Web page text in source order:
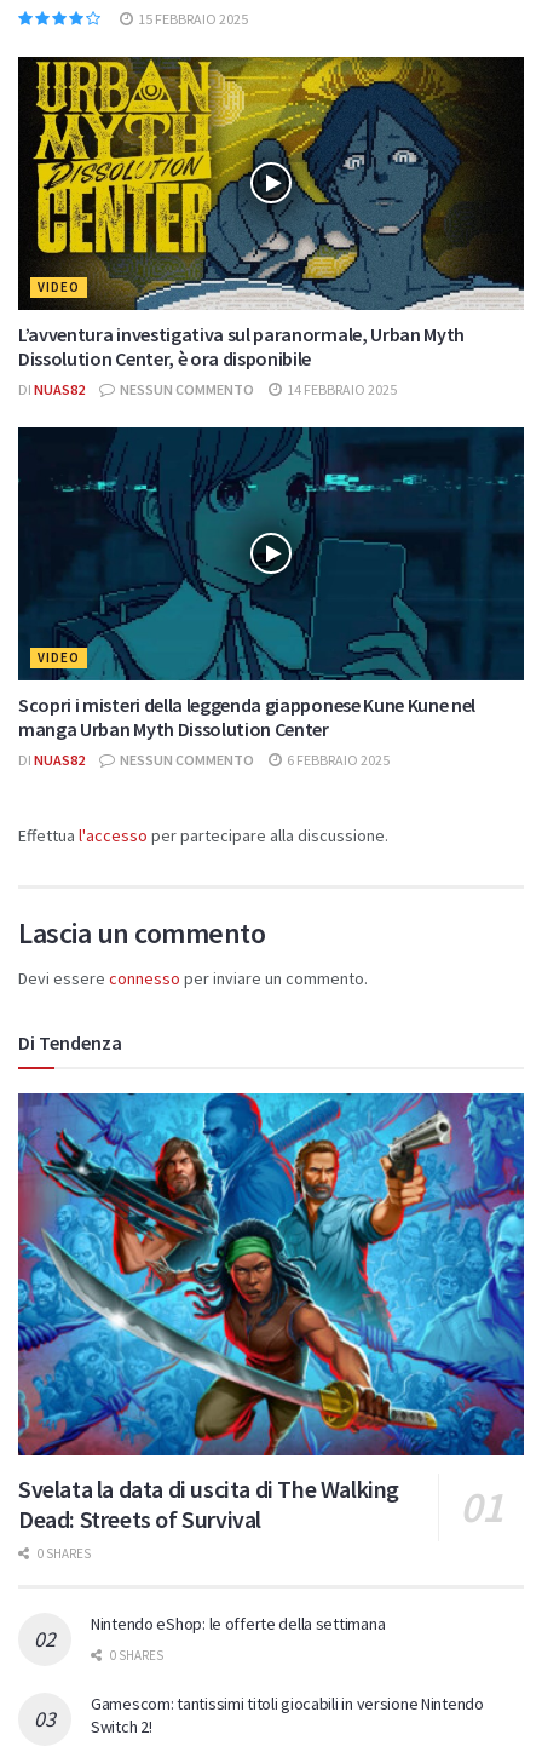
15 FEBBRAIO 2025
VIDEO
L’avventura investigativa sul paranormale, Urban Myth
Dissolution Center, è ora disponibile
DI NUAS82 NESSUN COMMENTO 14 FEBBRAIO 2025
VIDEO
Scopri i misteri della leggenda giapponese Kune Kune nel
manga Urban Myth Dissolution Center
DI NUAS82 NESSUN COMMENTO 6 FEBBRAIO 2025
Effettua l'accesso per partecipare alla discussione.
Lascia un commento
Devi essere connesso per inviare un commento.
Di Tendenza
Svelata la data di uscita di The Walking
Dead: Streets of Survival
0 SHARES
Nintendo eShop: le offerte della settimana
0 SHARES
Gamescom: tantissimi titoli giocabili in versione Nintendo
Switch 2!